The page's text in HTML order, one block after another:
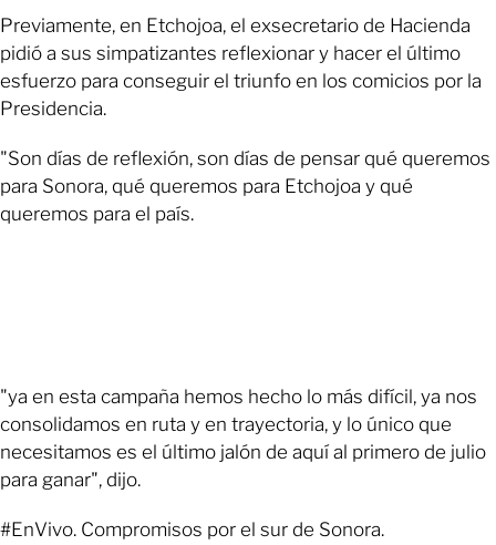
Previamente, en Etchojoa, el exsecretario de Hacienda
pidió a sus simpatizantes reflexionar y hacer el último
esfuerzo para conseguir el triunfo en los comicios por la
Presidencia.
"Son días de reflexión, son días de pensar qué queremos
para Sonora, qué queremos para Etchojoa y qué
queremos para el país.
"ya en esta campaña hemos hecho lo más difícil, ya nos
consolidamos en ruta y en trayectoria, y lo único que
necesitamos es el último jalón de aquí al primero de julio
para ganar", dijo.
#EnVivo. Compromisos por el sur de Sonora.